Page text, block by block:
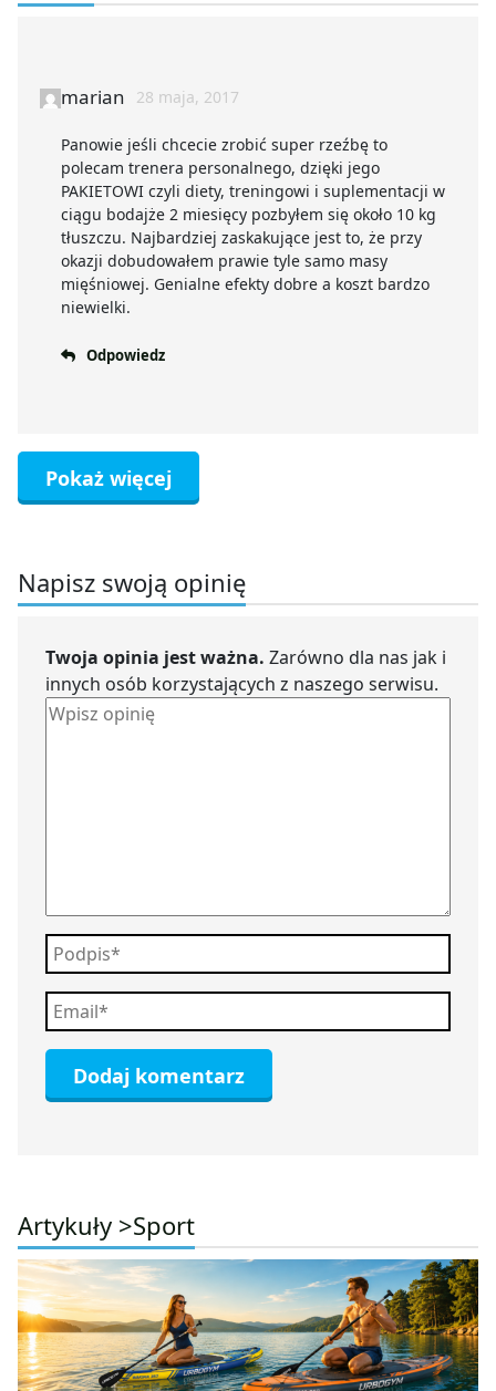
marian 28 maja, 2017
Panowie jeśli chcecie zrobić super rzeźbę to
polecam trenera personalnego, dzięki jego
PAKIETOWI czyli diety, treningowi i suplementacji w
ciągu bodajże 2 miesięcy pozbyłem się około 10 kg
tłuszczu. Najbardziej zaskakujące jest to, że przy
okazji dobudowałem prawie tyle samo masy
mięśniowej. Genialne efekty dobre a koszt bardzo
niewielki.
Odpowiedz
Pokaż więcej
Napisz swoją opinię
Twoja opinia jest ważna. Zarówno dla nas jak i
innych osób korzystających z naszego serwisu.
Artykuły >Sport